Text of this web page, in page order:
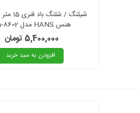
هنس HANS مدل 8602-815
5,400,000 تومان
افزودن به سبد خرید